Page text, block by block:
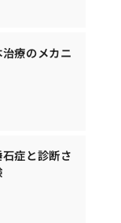
療のメカニ
症と診断さ